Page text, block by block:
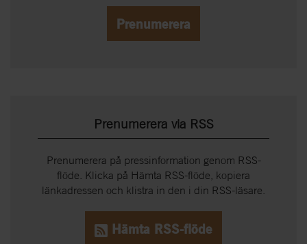
Prenumerera
Prenumerera via RSS
Prenumerera på pressinformation genom RSS-
flöde. Klicka på Hämta RSS-flöde, kopiera
länkadressen och klistra in den i din RSS-läsare.
Hämta RSS-flöde